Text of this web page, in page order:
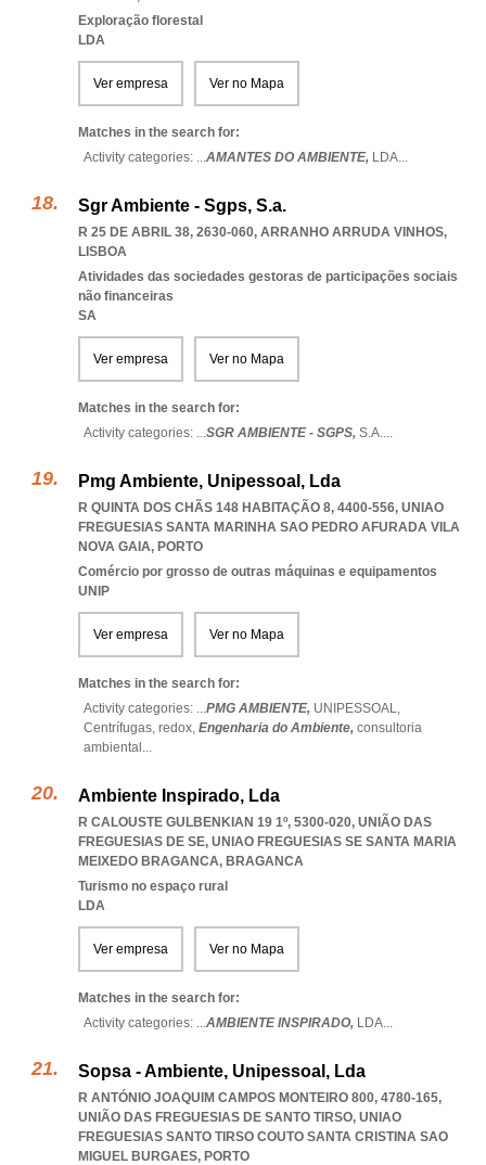
Exploração florestal
LDA
Ver empresa Ver no Mapa
Matches in the search for:
Activity categories: ...AMANTES DO AMBIENTE, LDA...
Sgr Ambiente - Sgps, S.a.
R 25 DE ABRIL 38, 2630-060, ARRANHO ARRUDA VINHOS,
LISBOA
Atividades das sociedades gestoras de participações sociais
não financeiras
SA
Ver empresa Ver no Mapa
Matches in the search for:
Activity categories: ...SGR AMBIENTE - SGPS, S.A....
Pmg Ambiente, Unipessoal, Lda
R QUINTA DOS CHÃS 148 HABITAÇÃO 8, 4400-556, UNIAO
FREGUESIAS SANTA MARINHA SAO PEDRO AFURADA VILA
NOVA GAIA, PORTO
Comércio por grosso de outras máquinas e equipamentos
UNIP
Ver empresa Ver no Mapa
Matches in the search for:
Activity categories: ...PMG AMBIENTE, UNIPESSOAL,
Centrífugas, redox, Engenharia do Ambiente, consultoria
ambiental ...
Ambiente Inspirado, Lda
R CALOUSTE GULBENKIAN 19 1º, 5300-020, UNIÃO DAS
FREGUESIAS DE SE, UNIAO FREGUESIAS SE SANTA MARIA
MEIXEDO BRAGANCA, BRAGANCA
Turismo no espaço rural
LDA
Ver empresa Ver no Mapa
Matches in the search for:
Activity categories: ...AMBIENTE INSPIRADO, LDA...
Sopsa - Ambiente, Unipessoal, Lda
R ANTÓNIO JOAQUIM CAMPOS MONTEIRO 800, 4780-165,
UNIÃO DAS FREGUESIAS DE SANTO TIRSO, UNIAO
FREGUESIAS SANTO TIRSO COUTO SANTA CRISTINA SAO
MIGUEL BURGAES, PORTO